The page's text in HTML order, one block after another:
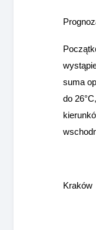
suma
do